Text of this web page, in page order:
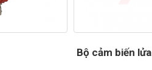
Bộ cảm biến lửa